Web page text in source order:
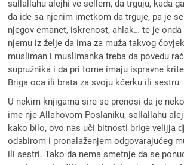
sallallahu alejhi ve sellem, da trguju, kada
da ide sa njenim imetkom da trguje, pa je
njegov emanet, iskrenost, ahlak… te je
njemu iz želje da ima za muža takvog
musliman i muslimanka treba da povedu
supružnika i da pri tome imaju ispravne
Briga oca ili brata za svoju kćerku ili sestru
U nekim knjigama sire se prenosi da je
ime nje Allahovom Poslaniku, sallallahu
kako bilo, ovo nas uči bitnosti brige velijja
odabirom i pronalaženjem odgovarajućeg
ili sestri. Tako da nema smetnje da se